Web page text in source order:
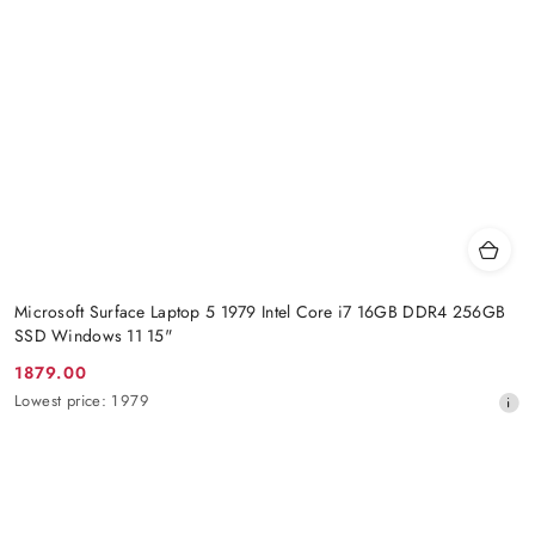
Microsoft Surface Laptop 5 1979 Intel Core i7 16GB DDR4 256GB
SSD Windows 11 15"
Promotion
price:
1879.00
Lowest
Lowest price: 1979